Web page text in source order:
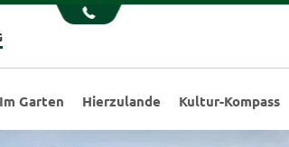
Im Garten Hierzulande Kultur-Kompass